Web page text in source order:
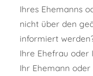
Ihres Ehemanns
nicht über den
informiert
Ihre Ehefrau oder
Ihr Ehemann oder